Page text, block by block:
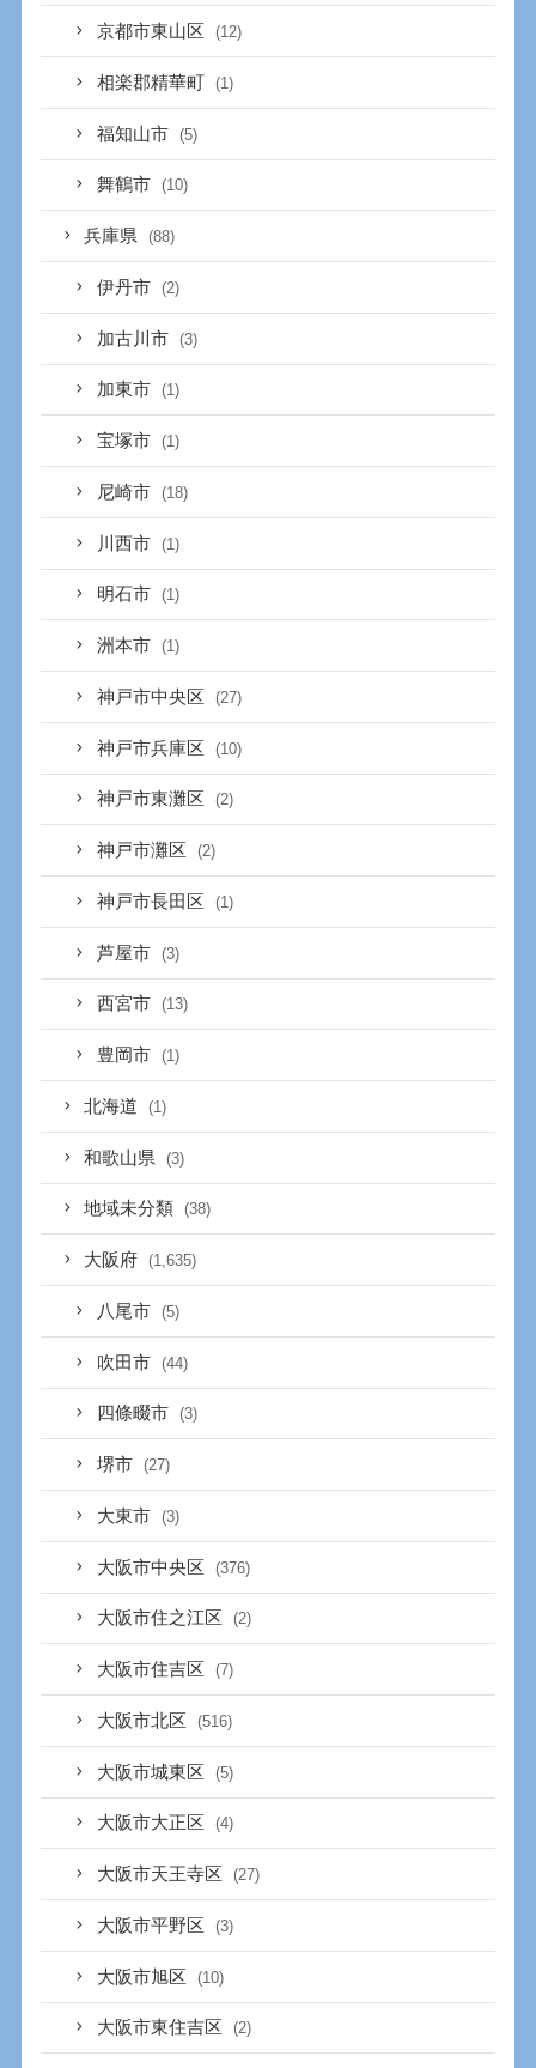
京都市東山区 (12)
相楽郡精華町 (1)
福知山市 (5)
舞鶴市 (10)
兵庫県 (88)
伊丹市 (2)
加古川市 (3)
加東市 (1)
宝塚市 (1)
尼崎市 (18)
川西市 (1)
明石市 (1)
洲本市 (1)
神戸市中央区 (27)
神戸市兵庫区 (10)
神戸市東灘区 (2)
神戸市灘区 (2)
神戸市長田区 (1)
芦屋市 (3)
西宮市 (13)
豊岡市 (1)
北海道 (1)
和歌山県 (3)
地域未分類 (38)
大阪府 (1,635)
八尾市 (5)
吹田市 (44)
四條畷市 (3)
堺市 (27)
大東市 (3)
大阪市中央区 (376)
大阪市住之江区 (2)
大阪市住吉区 (7)
大阪市北区 (516)
大阪市城東区 (5)
大阪市大正区 (4)
大阪市天王寺区 (27)
大阪市平野区 (3)
大阪市旭区 (10)
大阪市東住吉区 (2)